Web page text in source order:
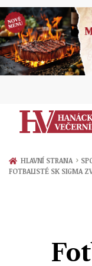
Zprávy
Ekonomika
HLAVNÍ STRANA ›
FOTBALISTÉ SK SIGMA